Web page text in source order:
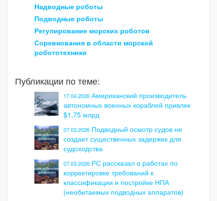
Надводные роботы
Подводные роботы
Регулирование морских роботов
Соревнования в области морской
робототехники
Публикации по теме:
17.04.2026 Американский производитель
автономных военных кораблей привлек
$1,75 млрд
07.03.2026 Подводный осмотр судов не
создает существенных задержек для
судоходства
07.03.2026 РС рассказал о работах по
корректировке требований к
классификации и постройке НПА
(необитаемых подводных аппаратов)